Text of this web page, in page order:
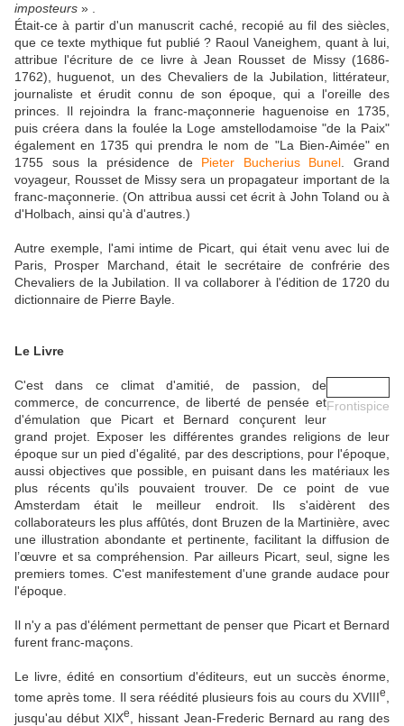
imposteurs » .
Était-ce à partir d'un manuscrit caché, recopié au fil des siècles,
que ce texte mythique fut publié ? Raoul Vaneighem, quant à lui,
attribue l'écriture de ce livre à Jean Rousset de Missy (1686-
1762), huguenot, un des Chevaliers de la Jubilation, littérateur,
journaliste et érudit connu de son époque, qui a l'oreille des
princes. Il rejoindra la franc-maçonnerie haguenoise en 1735,
puis créera dans la foulée la Loge amstellodamoise "de la Paix"
également en 1735 qui prendra le nom de "La Bien-Aimée" en
1755 sous la présidence de Pieter Bucherius Bunel. Grand
voyageur, Rousset de Missy sera un propagateur important de la
franc-maçonnerie. (On attribua aussi cet écrit à John Toland ou à
d'Holbach, ainsi qu'à d'autres.)
Autre exemple, l'ami intime de Picart, qui était venu avec lui de
Paris, Prosper Marchand, était le secrétaire de confrérie des
Chevaliers de la Jubilation. Il va collaborer à l'édition de 1720 du
dictionnaire de Pierre Bayle.
Le Livre
Frontispice
C'est dans ce climat d'amitié, de passion, de
commerce, de concurrence, de liberté de pensée et
d'émulation que Picart et Bernard conçurent leur
grand projet. Exposer les différentes grandes religions de leur
époque sur un pied d'égalité, par des descriptions, pour l'époque,
aussi objectives que possible, en puisant dans les matériaux les
plus récents qu'ils pouvaient trouver. De ce point de vue
Amsterdam était le meilleur endroit. Ils s'aidèrent des
collaborateurs les plus affûtés, dont Bruzen de la Martinière, avec
une illustration abondante et pertinente, facilitant la diffusion de
l’œuvre et sa compréhension. Par ailleurs Picart, seul, signe les
premiers tomes. C'est manifestement d'une grande audace pour
l'époque.
Il n'y a pas d'élément permettant de penser que Picart et Bernard
furent franc-maçons.
Le livre, édité en consortium d'éditeurs, eut un succès énorme,
tome après tome. Il sera réédité plusieurs fois au cours du XVIIIe
jusqu'au début XIXe
, hissant Jean-Frederic Bernard au rang des